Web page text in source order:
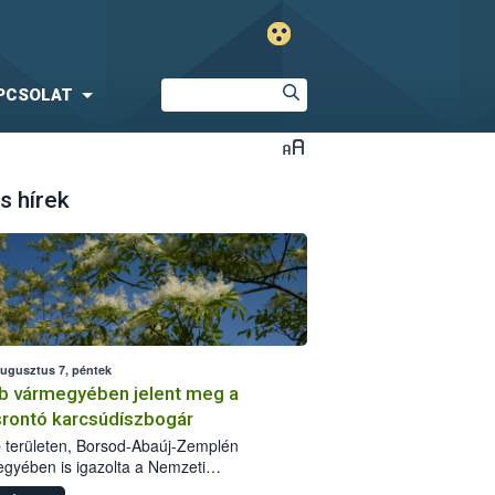
hírek
7, péntek
vármegyében jelent meg a
karcsúdíszbogár
területen, Borsod-Abaúj-Zemplén
is igazolta a Nemzeti
biztonsági Hivatal (Nébih) a